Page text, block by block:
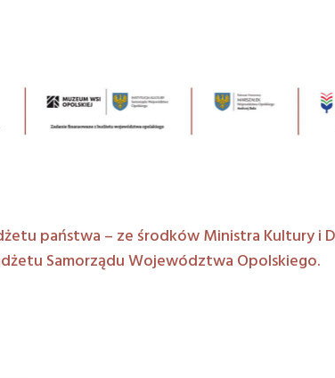
państwa – ze środków Ministra Kultury i
Samorządu Województwa Opolskiego.